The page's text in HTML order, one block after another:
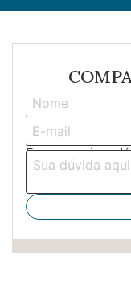
Escreva aqui sua